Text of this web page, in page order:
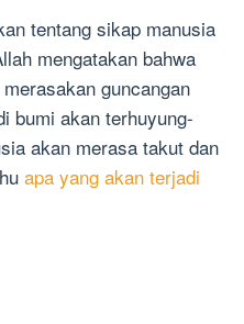
tentang sikap manusia
mengatakan bahwa
guncangan
bumi akan terhuyung-
akan merasa takut dan
apa yang akan terjadi